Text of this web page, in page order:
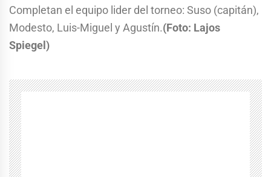
Completan el equipo lider del torneo: Suso (capitán),
Modesto, Luis-Miguel y Agustín.(Foto: Lajos
Spiegel)